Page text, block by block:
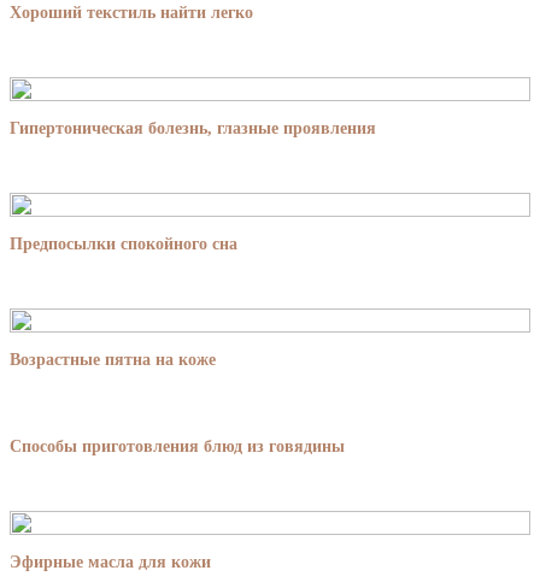
Хороший текстиль найти легко
Гипертоническая болезнь, глазные проявления
Предпосылки спокойного сна
Возрастные пятна на коже
Способы приготовления блюд из говядины
Эфирные масла для кожи